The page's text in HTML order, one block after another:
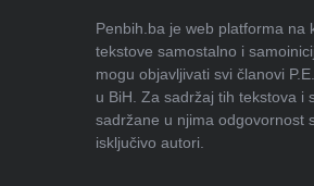
Penbih.ba je web platforma na
tekstove samostalno i
mogu objavljivati svi članovi
u BiH. Za sadržaj tih tekstova i
sadržane u njima odgovornost
isključivo autori.